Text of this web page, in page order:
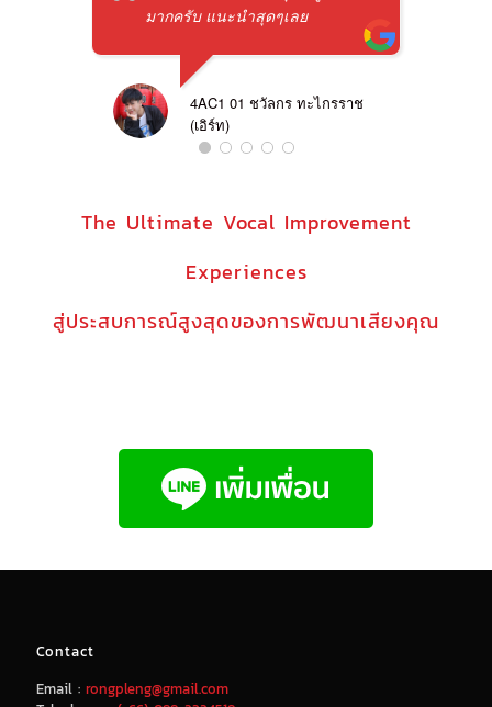
มากครับ แนะนำสุดๆเลย
4AC1 01 ชวัลกร ทะไกรราช
(เอิร์ท)
The Ultimate Vocal Improvement
Experiences
สู่ประสบการณ์สูงสุดของการพัฒนาเสียงคุณ
Contact
Email : rongpleng@gmail.com